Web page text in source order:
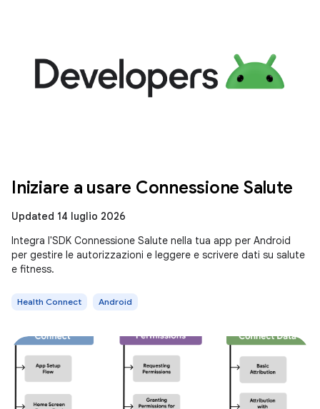
Iniziare a usare Connessione Salute
Updated 14 luglio 2026
Integra l'SDK Connessione Salute nella tua app per Android
per gestire le autorizzazioni e leggere e scrivere dati su salute
e fitness.
Health Connect Android